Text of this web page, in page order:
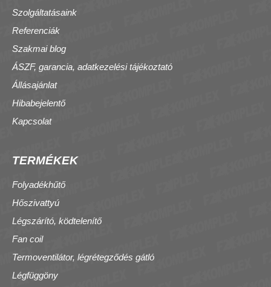
Szolgáltatásaink
Referenciák
Szakmai blog
ÁSZF, garancia, adatkezelési tájékoztató
Állásajánlat
Hibabejelentő
Kapcsolat
TERMÉKEK
Folyadékhűtő
Hőszivattyú
Légszárító, ködtelenítő
Fan coil
Termoventilátor, légrétegződés gátló
Légfüggöny